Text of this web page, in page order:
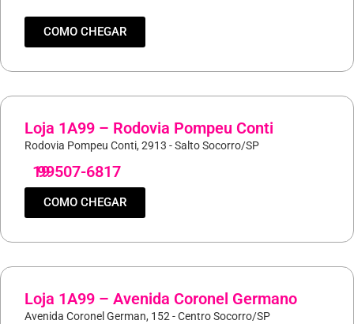
COMO CHEGAR
Loja 1A99 – Rodovia Pompeu Conti
Rodovia Pompeu Conti, 2913 - Salto Socorro/SP
19
99507-6817
COMO CHEGAR
Loja 1A99 – Avenida Coronel Germano
Avenida Coronel German, 152 - Centro Socorro/SP